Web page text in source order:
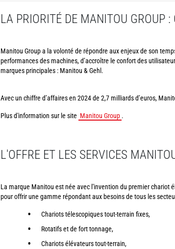
LA PRIORITÉ DE MANITOU GROUP :
Manitou Group a la volonté de répondre aux enjeux de son
performances des machines, d’accroître le confort des
marques principales : Manitou & Gehl.
Avec un chiffre d’affaires en 2024 de 2,7 milliards d’euros,
Plus d'information sur le site Manitou Group .
L'OFFRE ET LES SERVICES
La marque Manitou est née avec l'invention du premier chariot
pour offrir une gamme répondant aux besoins de tous les
Chariots télescopiques tout-terrain fixes,
Rotatifs et de fort tonnage,
Chariots élévateurs tout-terrain,